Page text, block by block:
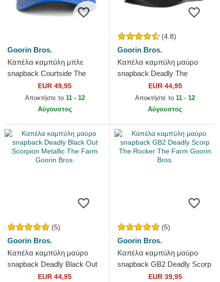
Goorin Bros.
Καπέλα καμπύλη μπλε
snapback Courtside The
Farm Goorin Bros.
EUR 49,95
Αποκτήστε το 11 - 12
Αύγουστος
(4.8)
Goorin Bros.
Καπέλα καμπύλη μαύρο
snapback Deadly The
Deadliest Scorpion The Farm
Goorin Bros.
EUR 44,95
Αποκτήστε το 11 - 12
Αύγουστος
(5)
Goorin Bros.
Καπέλα καμπύλη μαύρο
snapback Deadly Black Out
Scorpion Metallic The Farm
EUR 44,95
(5)
Goorin Bros.
Καπέλα καμπύλη μαύρο
snapback GB2 Deadly Scorp
The Rocker The Farm Goorin
EUR 39,95